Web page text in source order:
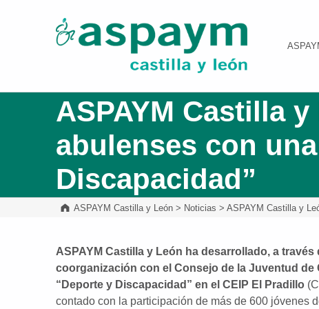
ASPAYM Castilla y León
ASPAYM Castilla
abulenses con
Discapacidad”
ASPAYM Castilla y León > Noticias >ASPAYM Castilla y
ASPAYM Castilla y León ha desarrollado, a
coorganización con el Consejo de la Juventud
“Deporte y Discapacidad” en el CEIP El Pradillo(
contado con la participación de más de 600 jóvenes